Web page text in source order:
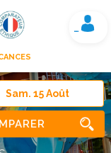
Mon compte